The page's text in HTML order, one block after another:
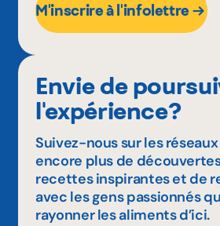
M'inscrire à l'infolettre
Envie de
l'expérience?
Suivez-nous sur les
encore plus de
recettes inspirantes et de
avec les gens passionnés
rayonner les aliments d’ici.